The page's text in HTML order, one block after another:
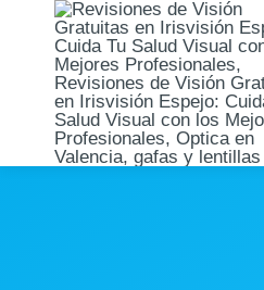
contenido